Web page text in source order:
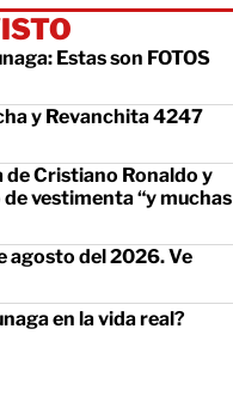
Estas son FOTOS
y Revanchita 4247
de Cristiano Ronaldo y
vestimenta “y muchas
agosto del 2026. Ve
en la vida real?